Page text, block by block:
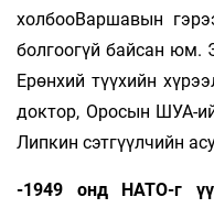
холбооВаршавын
болгоогүй байсан юм.
Ерөнхий түүхийн
доктор, Оросын ШУА-
Липкин сэтгүүлчийн
-1949 онд НАТО-г